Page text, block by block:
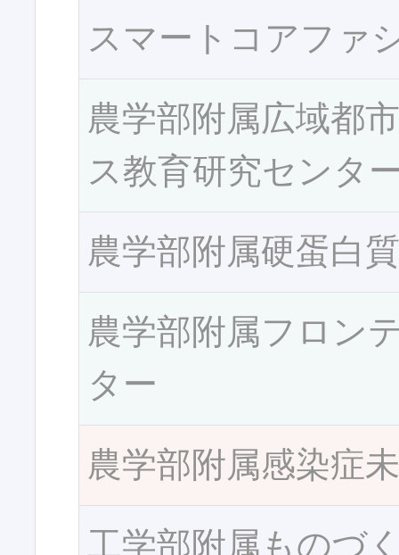
スマートコアファ
農学部附属広域都
ス教育研究センタ
農学部附属硬蛋白
農学部附属フロン
ター
農学部附属感染症
工学部附属ものづ